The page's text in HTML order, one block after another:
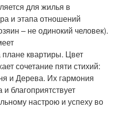
для жилья в
и этапа отношений
– не одинокий человек).
квартиры. Цвет
сочетание пяти стихий:
и Дерева. Их гармония
благоприятствует
настрою и успеху во